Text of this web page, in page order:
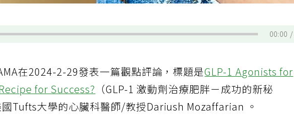
00:00
在2024-2-29發表一篇觀點評論，標題是GLP-1 Agonists for
for Success? （GLP-1 激動劑治療肥胖－成功的新秘
Tufts大學的心臟科醫師/教授Dariush Mozaffarian 。